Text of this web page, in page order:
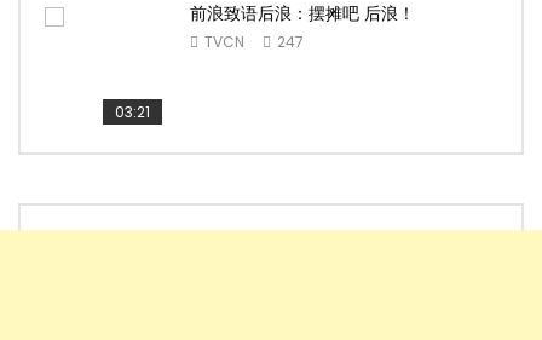
03:21
前浪致语后浪：摆摊吧 后浪！
TVCN 247